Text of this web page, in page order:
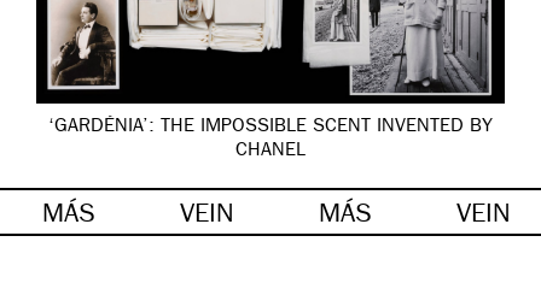
‘GARDÉNIA’: THE IMPOSSIBLE SCENT INVENTED BY
CHANEL
MÁS VEIN MÁS VEIN